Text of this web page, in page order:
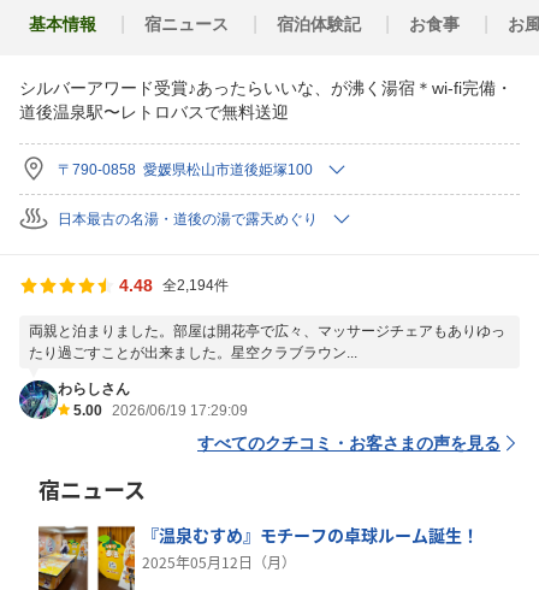
基本情報 宿ニュース 宿泊体験記 お食事 お
シルバーアワード受賞♪あったらいいな、が沸く湯宿＊wi-fi完備・
道後温泉駅〜レトロバスで無料送迎
〒790-0858 愛媛県松山市道後姫塚100
日本最古の名湯・道後の湯で露天めぐり
4.48 全2,194件
両親と泊まりました。部屋は開花亭で広々、マッサージチェアもありゆっ
たり過ごすことが出来ました。星空クラブラウン...
わらしさん
5.00 2026/06/19 17:29:09
すべてのクチコミ・お客さまの声を見る
宿ニュース
『温泉むすめ』モチーフの卓球ルーム誕生！
2025年05月12日（月）